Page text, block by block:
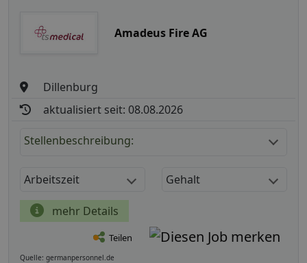
Amadeus Fire AG
Dillenburg
aktualisiert seit: 08.08.2026
Stellenbeschreibung:
Arbeitszeit Gehalt
mehr Details
Teilen
Quelle: germanpersonnel.de